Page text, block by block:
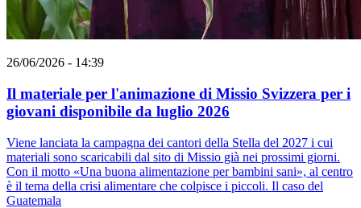
26/06/2026 - 14:39
Il materiale per l'animazione di Missio Svizzera per i
giovani disponibile da luglio 2026
Viene lanciata la campagna dei cantori della Stella del 2027 i cui
materiali sono scaricabili dal sito di Missio già nei prossimi giorni.
Con il motto «Una buona alimentazione per bambini sani», al centro
è il tema della crisi alimentare che colpisce i piccoli. Il caso del
Guatemala